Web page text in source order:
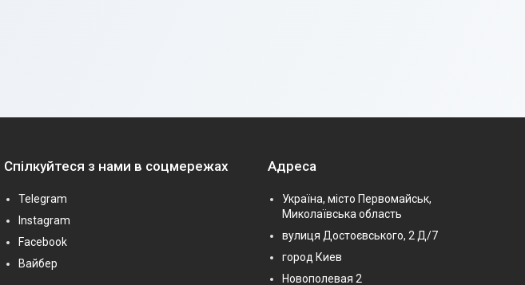
Спілкуйтеся з нами в соцмережах
Telegram
Instagram
Facebook
Вайбер
Адреса
Україна, місто Первомайськ,
Миколаївська область
вулиця Достоєвського, 2 Д/7
город Киев
Новополевая 2